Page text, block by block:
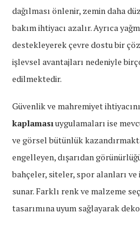
dağılması önlenir, zemin daha
bakım ihtiyacı azalır. Ayrıca
destekleyerek çevre dostu bir
işlevsel avantajları nedeniyle
edilmektedir.
Güvenlik ve mahremiyet
kaplamasıuygulamaları ise
ve görsel bütünlük
engelleyen, dışarıdan
bahçeler, siteler, spor alanları
sunar. Farklı renk ve malzeme
tasarımına uyum sağlayarak